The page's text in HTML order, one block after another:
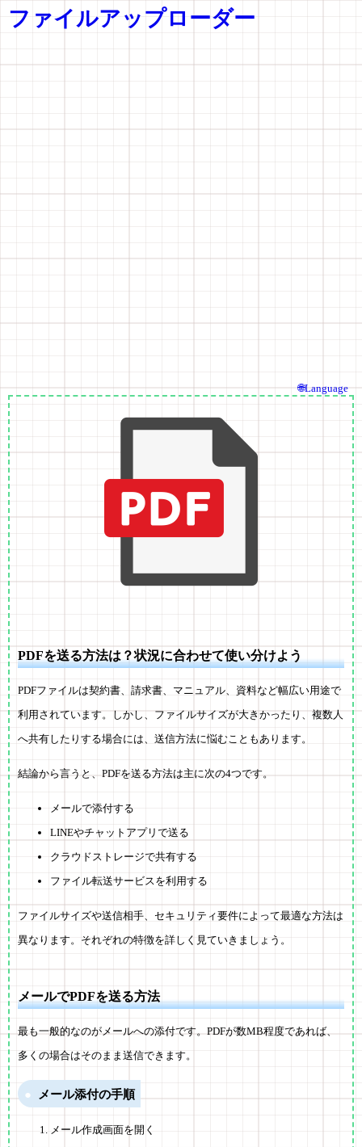
ファイルアップローダー
PDFを送る方法は？状況に合わせて使い分けよう
PDFファイルは契約書、請求書、マニュアル、資料など幅広い用途で
利用されています。しかし、ファイルサイズが大きかったり、複数人
へ共有したりする場合には、送信方法に悩むこともあります。
結論から言うと、PDFを送る方法は主に次の4つです。
メールで添付する
LINEやチャットアプリで送る
クラウドストレージで共有する
ファイル転送サービスを利用する
ファイルサイズや送信相手、セキュリティ要件によって最適な方法は
異なります。それぞれの特徴を詳しく見ていきましょう。
メールでPDFを送る方法
最も一般的なのがメールへの添付です。PDFが数MB程度であれば、
多くの場合はそのまま送信できます。
メール添付の手順
メール作成画面を開く
🌐Language